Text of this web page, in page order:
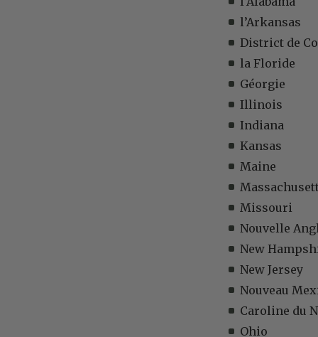
l’Arkansas
District de
la Floride
Géorgie
Illinois
Indiana
Kansas
Maine
Missouri
Nouvelle
New
New Jersey
Nouveau
Caroline du
Ohio